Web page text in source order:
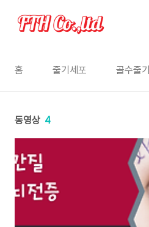
홈 줄기세포 골수줄
동영상 4